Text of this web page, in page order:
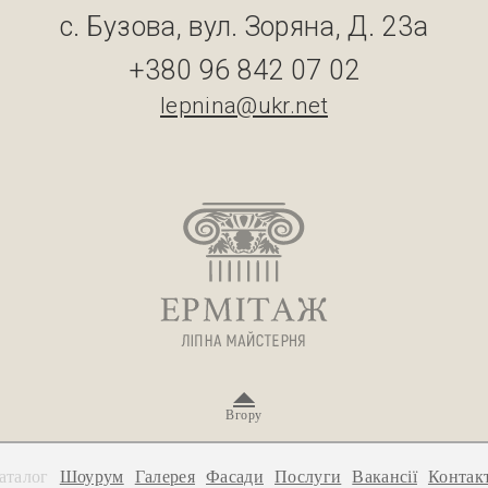
с. Бузова, вул. Зоряна, Д. 23а
+380 96 842 07 02
lepnina@ukr.net
Вгору
Шоурум Галерея Фасади Послуги Вакансії